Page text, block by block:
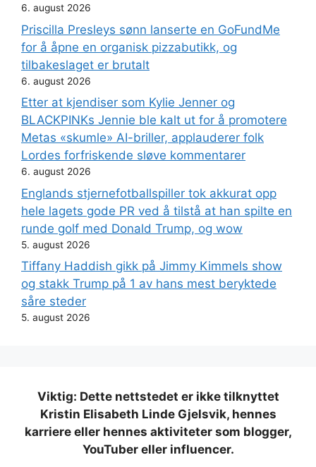
6. august 2026
Priscilla Presleys sønn lanserte en GoFundMe
for å åpne en organisk pizzabutikk, og
tilbakeslaget er brutalt
6. august 2026
Etter at kjendiser som Kylie Jenner og
BLACKPINKs Jennie ble kalt ut for å promotere
Metas «skumle» AI-briller, applauderer folk
Lordes forfriskende sløve kommentarer
6. august 2026
Englands stjernefotballspiller tok akkurat opp
hele lagets gode PR ved å tilstå at han spilte en
runde golf med Donald Trump, og wow
5. august 2026
Tiffany Haddish gikk på Jimmy Kimmels show
og stakk Trump på 1 av hans mest beryktede
såre steder
5. august 2026
Viktig: Dette nettstedet er ikke tilknyttet
Kristin Elisabeth Linde Gjelsvik, hennes
karriere eller hennes aktiviteter som blogger,
YouTuber eller influencer.